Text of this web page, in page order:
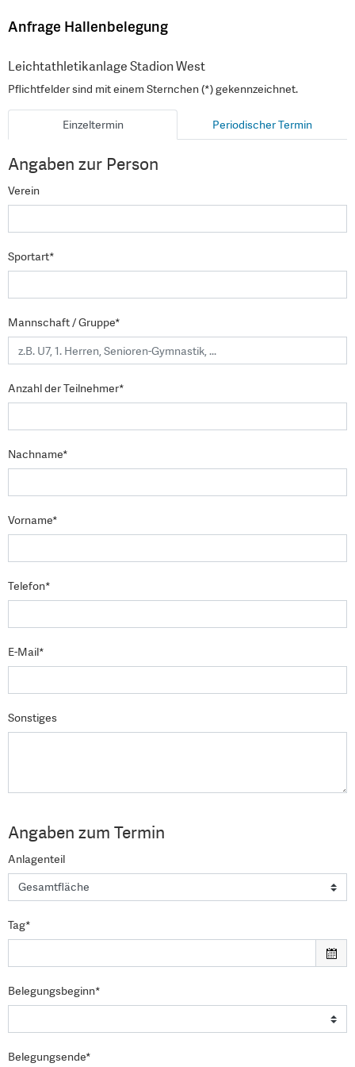
Anfrage Hallenbelegung
Leichtathletikanlage Stadion West
Pflichtfelder sind mit einem Sternchen (*) gekennzeichnet.
Einzeltermin Periodischer Termin
Angaben zur Person
Verein
Sportart*
Mannschaft / Gruppe*
Anzahl der Teilnehmer*
Nachname*
Vorname*
Telefon*
E-Mail*
Sonstiges
Angaben zum Termin
Anlagenteil
Tag*
Belegungsbeginn*
Belegungsende*